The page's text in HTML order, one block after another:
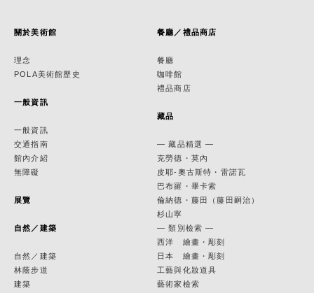
關於美術館
理念
POLA美術館歷史
一般資訊
一般資訊
交通指南
館內介紹
無障礙
展覽
自然／建築
自然／建築
林蔭步道
建築
餐廳／禮品商店
餐廳
咖啡館
禮品商店
藏品
— 藏品精選 —
克勞德・莫內
皮耶-奧古斯特・雷諾瓦
巴布羅・畢卡索
倫納德・藤田（藤田嗣治）
杉山寧
— 類別檢索 —
西洋 繪畫・彫刻
日本 繪畫・彫刻
工藝與化妝道具
藝術家檢索